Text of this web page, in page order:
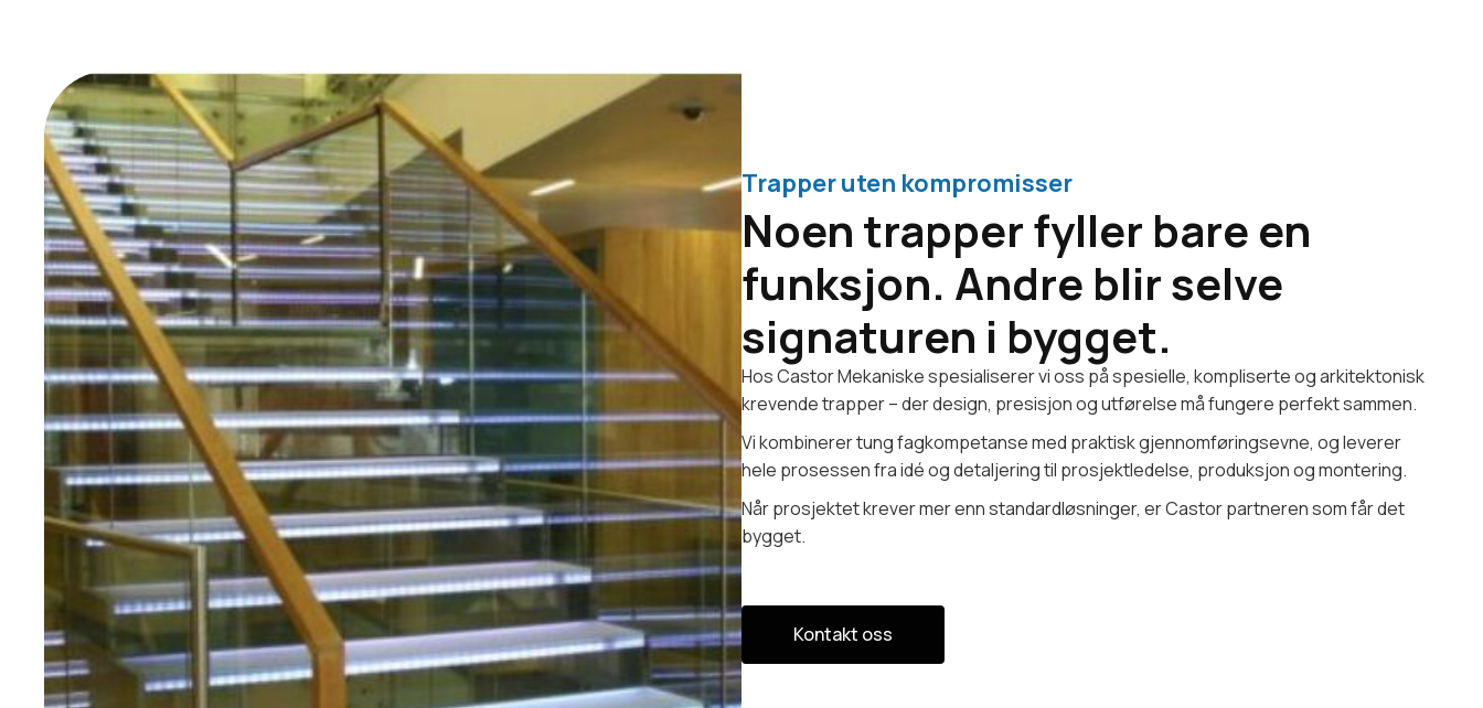
Trapper uten kompromisser
Noen trapper fyller bare en
funksjon. Andre blir selve
signaturen i bygget.
Hos Castor Mekaniske spesialiserer vi oss på spesielle, kompliserte og arkitektonisk
krevende trapper – der design, presisjon og utførelse må fungere perfekt sammen.
Vi kombinerer tung fagkompetanse med praktisk gjennomføringsevne, og leverer
hele prosessen fra idé og detaljering til prosjektledelse, produksjon og montering.
Når prosjektet krever mer enn standardløsninger, er Castor partneren som får det
bygget.
Kontakt oss